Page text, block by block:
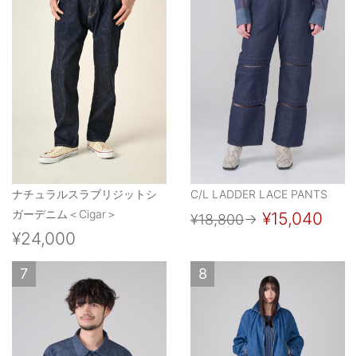
ナチュラルスラブリジットシ
ガーデニム＜Cigar＞
¥24,000
C/L LADDER LACE PANTS
¥18,800→ ¥15,040
7 8